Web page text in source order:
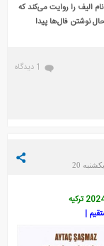
الیف را روایت می‌کند که
نوشتن فال‌ها پیدا
1 دیدگاه
تاریخ : یکشنبه 20